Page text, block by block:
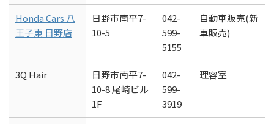
Honda Cars 八
王子東 日野店
日野市南平7-
10-5
042-
599-
5155
自動車販売(新
車販売)
3Q Hair
日野市南平7-
10-8 尾崎ビル
1F
042-
599-
3919
理容室